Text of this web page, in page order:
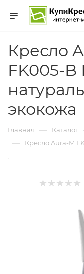
Кресло
FK005-
экокожа
Главная — Каталог
— Кресло Aura-M